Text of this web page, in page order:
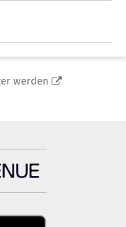
werden